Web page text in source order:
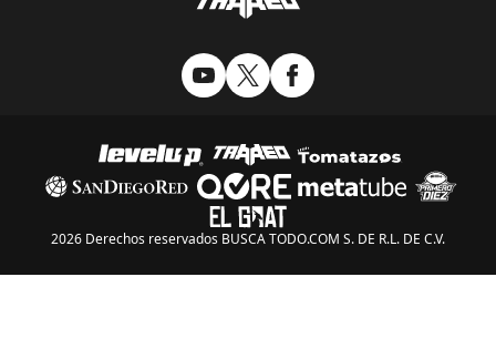
2026 Derechos reservados BUSCA TODO.COM S. DE R.L. DE C.V.